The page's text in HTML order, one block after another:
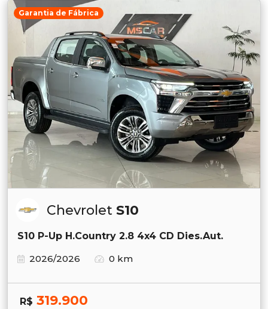
Garantia de Fábrica
Chevrolet S10
S10 P-Up H.Country 2.8 4x4 CD Dies.Aut.
2026/2026
0 km
R$ 319.900